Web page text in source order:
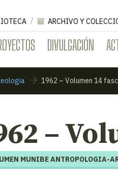
DIVULGACIÓN
ARCHIVO Y
1962 – Volumen 14
–
MUNIBE ANTROPOLOGIA-